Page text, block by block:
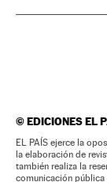
©EDICIONES EL
EL PAÍS ejerce la
la elaboración de
también realiza la
comunicación pública